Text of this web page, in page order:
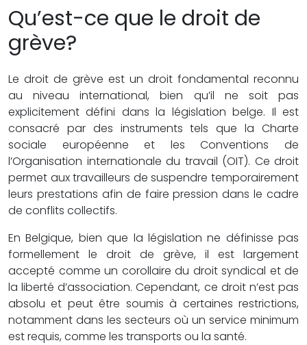
Qu’est-ce que le droit de
grève?
Le droit de grève est un droit fondamental reconnu
au niveau international, bien qu’il ne soit pas
explicitement défini dans la législation belge. Il est
consacré par des instruments tels que la Charte
sociale européenne et les Conventions de
l’Organisation internationale du travail (OIT). Ce droit
permet aux travailleurs de suspendre temporairement
leurs prestations afin de faire pression dans le cadre
de conflits collectifs.
En Belgique, bien que la législation ne définisse pas
formellement le droit de grève, il est largement
accepté comme un corollaire du droit syndical et de
la liberté d’association. Cependant, ce droit n’est pas
absolu et peut être soumis à certaines restrictions,
notamment dans les secteurs où un service minimum
est requis, comme les transports ou la santé.